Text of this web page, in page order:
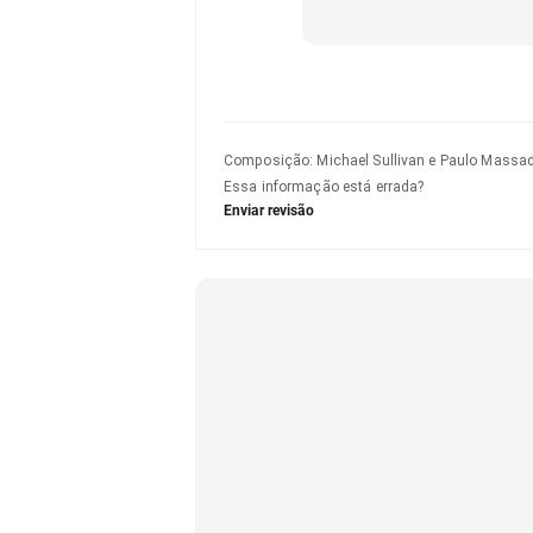
Composição: Michael Sullivan e Paulo
Essa informação está errada?
Enviar revisão